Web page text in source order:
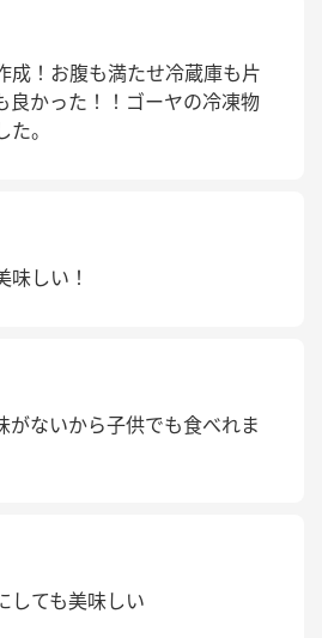
成！お腹も満たせ冷蔵庫も片
良かった！！ゴーヤの冷凍物
。
味しい！
がないから子供でも食べれま
しても美味しい